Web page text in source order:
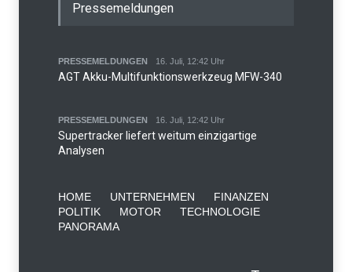
Pressemeldungen
PRESSEMELDUNGEN 16. Juli, 12:42 Uhr
AGT Akku-Multifunktionswerkzeug MFW-340
PRESSEMELDUNGEN 16. Juli, 12:42 Uhr
Supertracker liefert weitum einzigartige
Analysen
HOME UNTERNEHMEN
FINANZEN
POLITIK
MOTOR
TECHNOLOGIE
PANORAMA